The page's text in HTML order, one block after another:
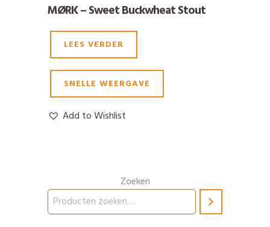
MØRK – Sweet Buckwheat Stout
LEES VERDER
SNELLE WEERGAVE
Add to Wishlist
Zoeken